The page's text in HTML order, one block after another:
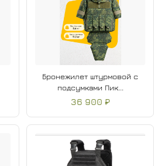
Бронежилет штурмовой с
подсумками Пик...
36 900 ₽